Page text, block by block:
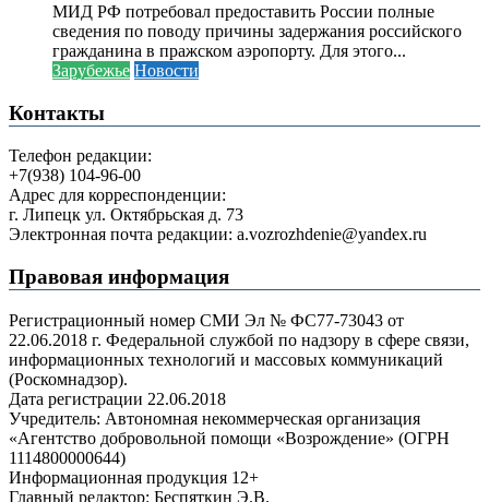
МИД РФ потребовал предоставить России полные
сведения по поводу причины задержания российского
гражданина в пражском аэропорту. Для этого...
Зарубежье Новости
Контакты
Телефон редакции:
+7(938) 104-96-00
Адрес для корреспонденции:
г. Липецк ул. Октябрьская д. 73
Электронная почта редакции: a.vozrozhdenie@yandex.ru
Правовая информация
Регистрационный номер СМИ Эл № ФС77-73043 от
22.06.2018 г. Федеральной службой по надзору в сфере связи,
информационных технологий и массовых коммуникаций
(Роскомнадзор).
Дата регистрации 22.06.2018
Учредитель: Автономная некоммерческая организация
«Агентство добровольной помощи «Возрождение» (ОГРН
1114800000644)
Информационная продукция 12+
Главный редактор: Беспяткин Э.В.